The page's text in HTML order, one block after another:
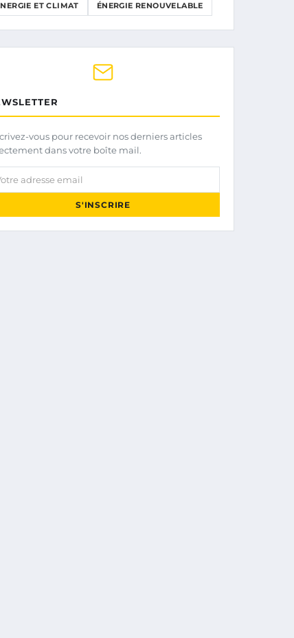
ET CLIMAT ÉNERGIE RENOUVELABLE
vous pour recevoir nos derniers articles
dans votre boîte mail.
adresse email
S'INSCRIRE